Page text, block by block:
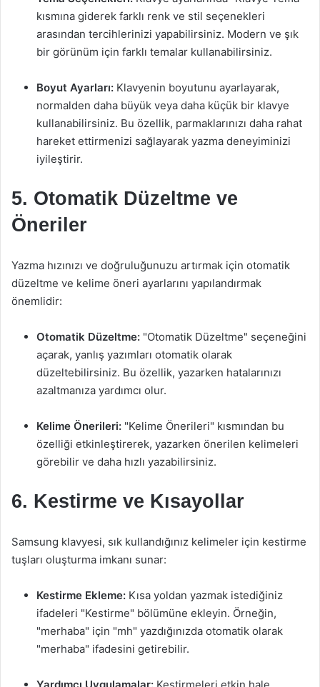
kısmına giderek farklı renk ve stil seçenekleri
arasından tercihlerinizi yapabilirsiniz. Modern ve şık
bir görünüm için farklı temalar kullanabilirsiniz.
Boyut Ayarları: Klavyenin boyutunu ayarlayarak,
normalden daha büyük veya daha küçük bir klavye
kullanabilirsiniz. Bu özellik, parmaklarınızı daha rahat
hareket ettirmenizi sağlayarak yazma deneyiminizi
iyileştirir.
5. Otomatik Düzeltme ve
Öneriler
Yazma hızınızı ve doğruluğunuzu artırmak için otomatik
düzeltme ve kelime öneri ayarlarını yapılandırmak
önemlidir:
Otomatik Düzeltme: "Otomatik Düzeltme" seçeneğini
açarak, yanlış yazımları otomatik olarak
düzeltebilirsiniz. Bu özellik, yazarken hatalarınızı
azaltmanıza yardımcı olur.
Kelime Önerileri: "Kelime Önerileri" kısmından bu
özelliği etkinleştirerek, yazarken önerilen kelimeleri
görebilir ve daha hızlı yazabilirsiniz.
6. Kestirme ve Kısayollar
Samsung klavyesi, sık kullandığınız kelimeler için kestirme
tuşları oluşturma imkanı sunar:
Kestirme Ekleme: Kısa yoldan yazmak istediğiniz
ifadeleri "Kestirme" bölümüne ekleyin. Örneğin,
"merhaba" için "mh" yazdığınızda otomatik olarak
"merhaba" ifadesini getirebilir.